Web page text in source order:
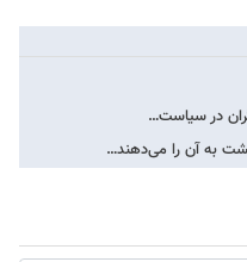
در سیاست…
به آن را می‌دهند…